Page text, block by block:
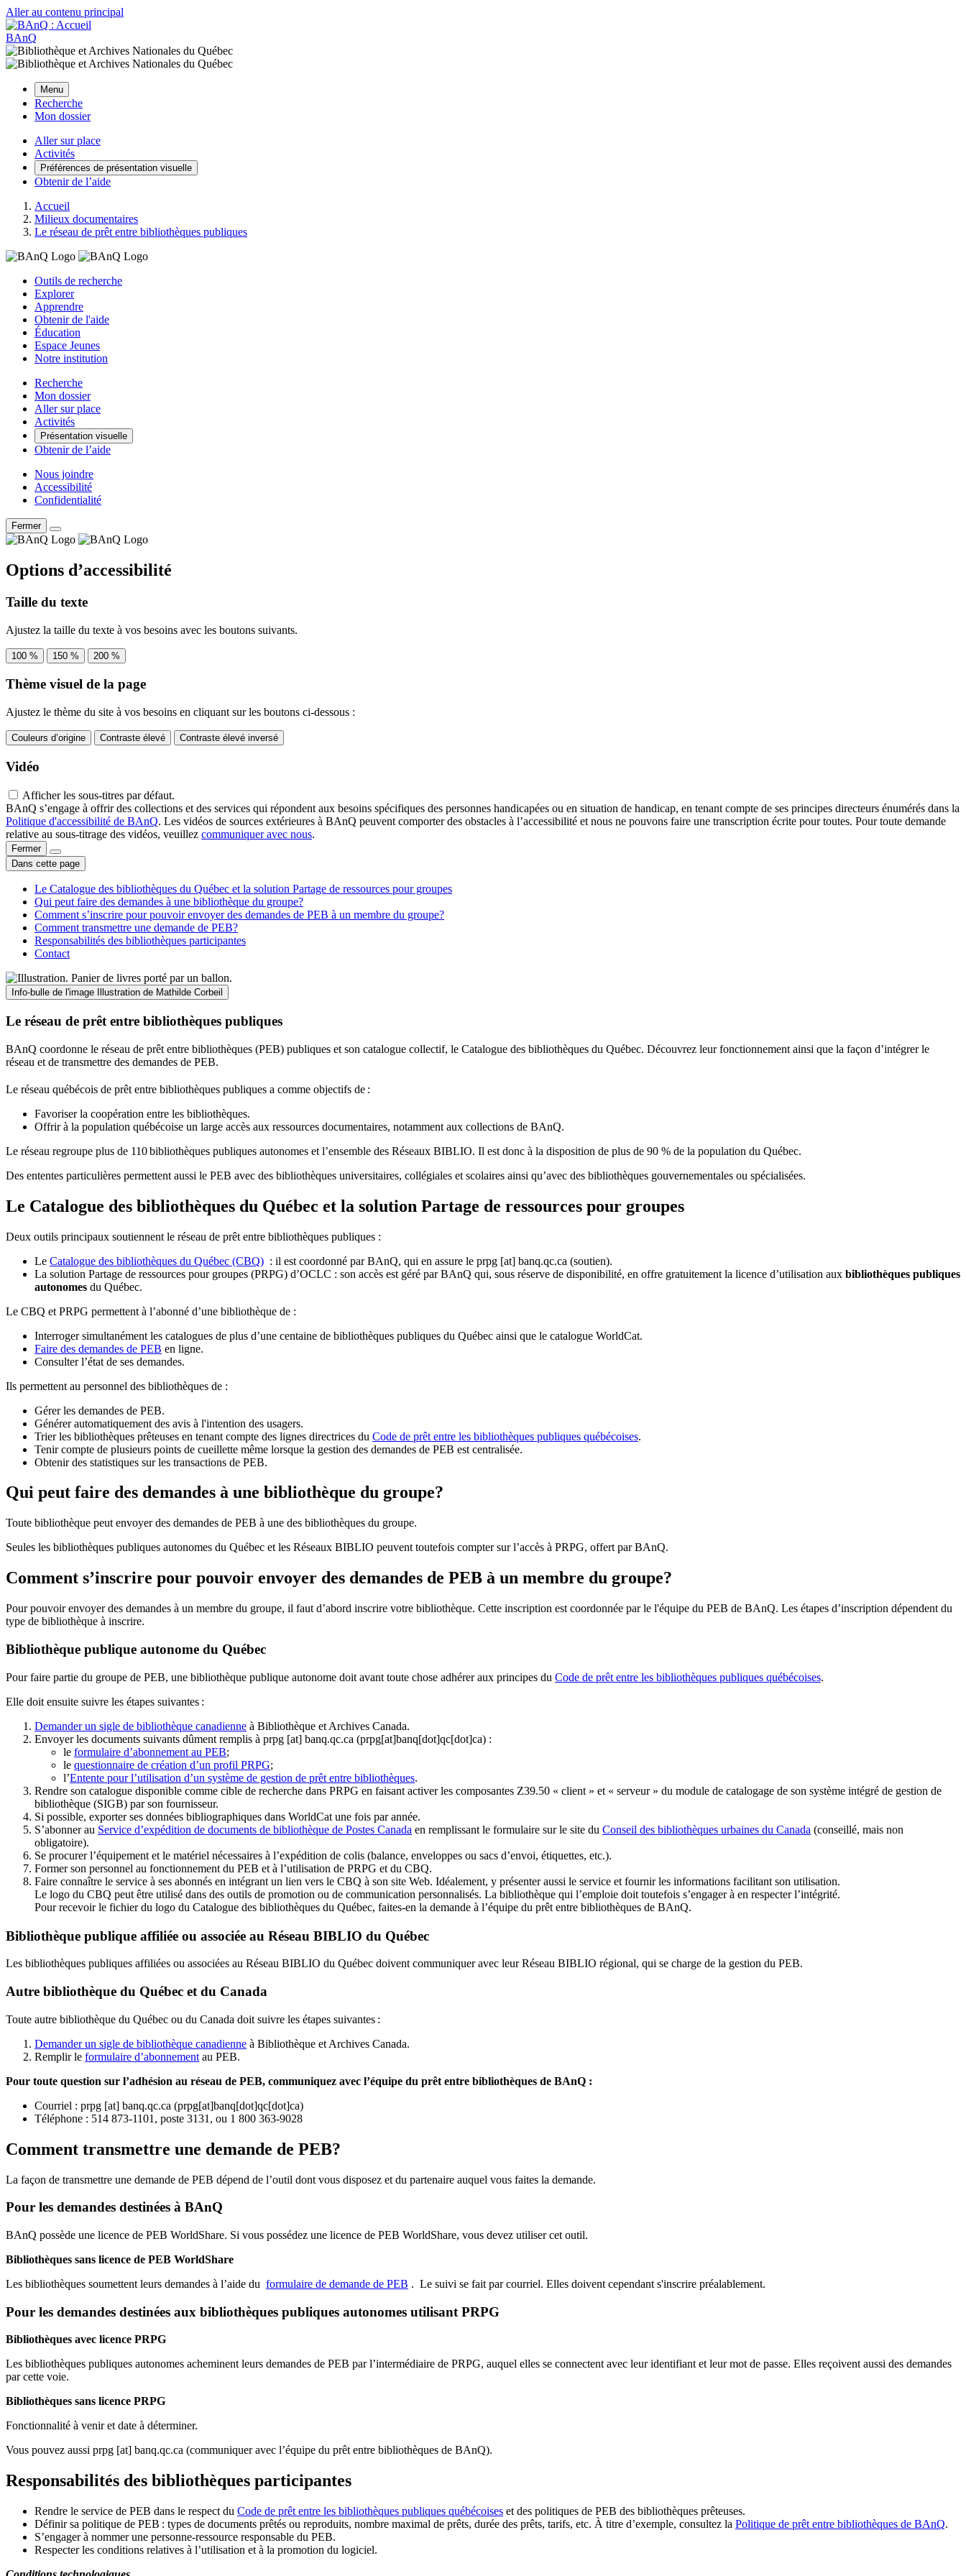
Aller au contenu principal
BAnQ
Menu
Recherche
Mon dossier
Aller sur place
Activités
Préférences de présentation visuelle
Obtenir de l’aide
Accueil
Milieux documentaires
Le réseau de prêt entre bibliothèques publiques
Outils de recherche
Explorer
Apprendre
Obtenir de l'aide
Éducation
Espace Jeunes
Notre institution
Recherche
Mon dossier
Aller sur place
Activités
Présentation visuelle
Obtenir de l’aide
Nous joindre
Accessibilité
Confidentialité
Fermer
Options d’accessibilité
Taille du texte
Ajustez la taille du texte à vos besoins avec les boutons suivants.
100 % 150 % 200 %
Thème visuel de la page
Ajustez le thème du site à vos besoins en cliquant sur les boutons ci-dessous :
Couleurs d’origine Contraste élevé Contraste élevé inversé
Vidéo
Afficher les sous-titres par défaut.
BAnQ s’engage à offrir des collections et des services qui répondent aux besoins spécifiques des personnes handicapées ou en situation de handicap, en tenant compte de ses principes directeurs énumérés dans la
Politique d'accessibilité de BAnQ. Les vidéos de sources extérieures à BAnQ peuvent comporter des obstacles à l’accessibilité et nous ne pouvons faire une transcription écrite pour toutes. Pour toute demande
relative au sous-titrage des vidéos, veuillez communiquer avec nous.
Fermer
Dans cette page
Le Catalogue des bibliothèques du Québec et la solution Partage de ressources pour groupes
Qui peut faire des demandes à une bibliothèque du groupe?
Comment s’inscrire pour pouvoir envoyer des demandes de PEB à un membre du groupe?
Comment transmettre une demande de PEB?
Responsabilités des bibliothèques participantes
Contact
Info-bulle de l'image Illustration de Mathilde Corbeil
Le réseau de prêt entre bibliothèques publiques
BAnQ coordonne le réseau de prêt entre bibliothèques (PEB) publiques et son catalogue collectif, le Catalogue des bibliothèques du Québec. Découvrez leur fonctionnement ainsi que la façon d’intégrer le
réseau et de transmettre des demandes de PEB.
Le réseau québécois de prêt entre bibliothèques publiques a comme objectifs de :
Favoriser la coopération entre les bibliothèques.
Offrir à la population québécoise un large accès aux ressources documentaires, notamment aux collections de BAnQ.
Le réseau regroupe plus de 110bibliothèques publiques autonomes et l’ensemble des Réseaux BIBLIO. Il est donc à la disposition de plus de 90 % de la population du Québec.
Des ententes particulières permettent aussi le PEB avec des bibliothèques universitaires, collégiales et scolaires ainsi qu’avec des bibliothèques gouvernementales ou spécialisées.
Le Catalogue des bibliothèques du Québec et la solution Partage de ressources pour groupes
Deux outils principaux soutiennent le réseau de prêt entre bibliothèques publiques :
Le Catalogue des bibliothèques du Québec (CBQ) : il est coordonné par BAnQ, qui en assure le prpg [at] banq.qc.ca (soutien).
La solution Partage de ressources pour groupes (PRPG) d’OCLC : son accès est géré par BAnQ qui, sous réserve de disponibilité, en offre gratuitement la licence d’utilisation aux bibliothèques publiques
autonomes du Québec.
Le CBQ et PRPG permettent à l’abonné d’une bibliothèque de :
Interroger simultanément les catalogues de plus d’une centaine de bibliothèques publiques du Québec ainsi que le catalogue WorldCat.
Faire des demandes de PEB en ligne.
Consulter l’état de ses demandes.
Ils permettent au personnel des bibliothèques de :
Gérer les demandes de PEB.
Générer automatiquement des avis à l'intention des usagers.
Trier les bibliothèques prêteuses en tenant compte des lignes directrices du Code de prêt entre les bibliothèques publiques québécoises.
Tenir compte de plusieurs points de cueillette même lorsque la gestion des demandes de PEB est centralisée.
Obtenir des statistiques sur les transactions de PEB.
Qui peut faire des demandes à une bibliothèque du groupe?
Toute bibliothèque peut envoyer des demandes de PEB à une des bibliothèques du groupe.
Seules les bibliothèques publiques autonomes du Québec et les Réseaux BIBLIO peuvent toutefois compter sur l’accès à PRPG, offert par BAnQ.
Comment s’inscrire pour pouvoir envoyer des demandes de PEB à un membre du groupe?
Pour pouvoir envoyer des demandes à un membre du groupe, il faut d’abord inscrire votre bibliothèque. Cette inscription est coordonnée par le l'équipe du PEB de BAnQ. Les étapes d’inscription dépendent du
type de bibliothèque à inscrire.
Bibliothèque publique autonome du Québec
Pour faire partie du groupe de PEB, une bibliothèque publique autonome doit avant toute chose adhérer aux principes du Code de prêt entre les bibliothèques publiques québécoises.
Elle doit ensuite suivre les étapes suivantes :
Demander un sigle de bibliothèque canadienne à Bibliothèque et Archives Canada.
Envoyer les documents suivants dûment remplis à prpg [at] banq.qc.ca (prpg[at]banq[dot]qc[dot]ca) :
le formulaire d’abonnement au PEB;
le questionnaire de création d’un profil PRPG;
l’Entente pour l’utilisation d’un système de gestion de prêt entre bibliothèques.
Rendre son catalogue disponible comme cible de recherche dans PRPG en faisant activer les composantes Z39.50 « client » et « serveur » du module de catalogage de son système intégré de gestion de
bibliothèque (SIGB) par son fournisseur.
Si possible, exporter ses données bibliographiques dans WorldCat une fois par année.
S’abonner au Service d’expédition de documents de bibliothèque de Postes Canada en remplissant le formulaire sur le site du Conseil des bibliothèques urbaines du Canada (conseillé, mais non
obligatoire).
Se procurer l’équipement et le matériel nécessaires à l’expédition de colis (balance, enveloppes ou sacs d’envoi, étiquettes, etc.).
Former son personnel au fonctionnement du PEB et à l’utilisation de PRPG et du CBQ.
Faire connaître le service à ses abonnés en intégrant un lien vers le CBQ à son site Web. Idéalement, y présenter aussi le service et fournir les informations facilitant son utilisation.
Le logo du CBQ peut être utilisé dans des outils de promotion ou de communication personnalisés. La bibliothèque qui l’emploie doit toutefois s’engager à en respecter l’intégrité.
Pour recevoir le fichier du logo du Catalogue des bibliothèques du Québec, faites-en la demande à l’équipe du prêt entre bibliothèques de BAnQ.
Bibliothèque publique affiliée ou associée au Réseau BIBLIO du Québec
Les bibliothèques publiques affiliées ou associées au Réseau BIBLIO du Québec doivent communiquer avec leur Réseau BIBLIO régional, qui se charge de la gestion du PEB.
Autre bibliothèque du Québec et du Canada
Toute autre bibliothèque du Québec ou du Canada doit suivre les étapes suivantes :
Demander un sigle de bibliothèque canadienne à Bibliothèque et Archives Canada.
Remplir le formulaire d’abonnement au PEB.
Pour toute question sur l’adhésion au réseau de PEB, communiquez avec l’équipe du prêt entre bibliothèques de BAnQ :
Courriel : prpg [at] banq.qc.ca (prpg[at]banq[dot]qc[dot]ca)
Téléphone : 514 873-1101, poste 3131, ou 1 800 363-9028
Comment transmettre une demande de PEB?
La façon de transmettre une demande de PEB dépend de l’outil dont vous disposez et du partenaire auquel vous faites la demande.
Pour les demandes destinées à BAnQ
BAnQ possède une licence de PEB WorldShare. Si vous possédez une licence de PEB WorldShare, vous devez utiliser cet outil.
Bibliothèques sans licence de PEB WorldShare
Les bibliothèques soumettent leurs demandes à l’aide du formulaire de demande de PEB . Le suivi se fait par courriel. Elles doivent cependant s'inscrire préalablement.
Pour les demandes destinées aux bibliothèques publiques autonomes utilisant PRPG
Bibliothèques avec licence PRPG
Les bibliothèques publiques autonomes acheminent leurs demandes de PEB par l’intermédiaire de PRPG, auquel elles se connectent avec leur identifiant et leur mot de passe. Elles reçoivent aussi des demandes
par cette voie.
Bibliothèques sans licence PRPG
Fonctionnalité à venir et date à déterminer.
Vous pouvez aussi prpg [at] banq.qc.ca (communiquer avec l’équipe du prêt entre bibliothèques de BAnQ).
Responsabilités des bibliothèques participantes
Rendre le service de PEB dans le respect du Code de prêt entre les bibliothèques publiques québécoises et des politiques de PEB des bibliothèques prêteuses.
Définir sa politique de PEB : types de documents prêtés ou reproduits, nombre maximal de prêts, durée des prêts, tarifs, etc. À titre d’exemple, consultez la Politique de prêt entre bibliothèques de BAnQ.
S’engager à nommer une personne-ressource responsable du PEB.
Respecter les conditions relatives à l’utilisation et à la promotion du logiciel.